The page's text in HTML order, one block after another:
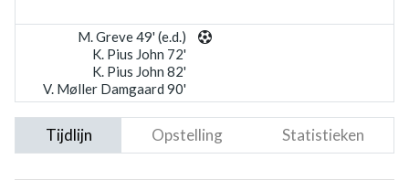
M. Greve 49' (e.d.)
K. Pius John 72'
K. Pius John 82'
V. Møller Damgaard 90'
Tijdlijn Opstelling Statistieken